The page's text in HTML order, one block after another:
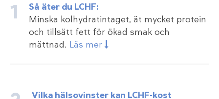
Så äter du LCHF:
Minska kolhydratintaget, ät mycket protein
och tillsätt fett för ökad smak och
mättnad. Läs mer
Vilka hälsovinster kan LCHF-kost